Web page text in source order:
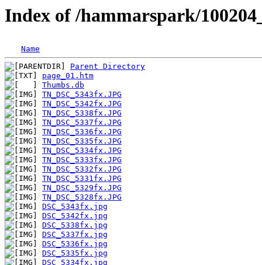
Index of /hammarspark/
Name
Parent Directory
page_01.htm
Thumbs.db
TN_DSC_5343fx.JPG
TN_DSC_5342fx.JPG
TN_DSC_5338fx.JPG
TN_DSC_5337fx.JPG
TN_DSC_5336fx.JPG
TN_DSC_5335fx.JPG
TN_DSC_5334fx.JPG
TN_DSC_5333fx.JPG
TN_DSC_5332fx.JPG
TN_DSC_5331fx.JPG
TN_DSC_5329fx.JPG
TN_DSC_5328fx.JPG
DSC_5343fx.jpg
DSC_5342fx.jpg
DSC_5338fx.jpg
DSC_5337fx.jpg
DSC_5336fx.jpg
DSC_5335fx.jpg
DSC_5334fx.jpg